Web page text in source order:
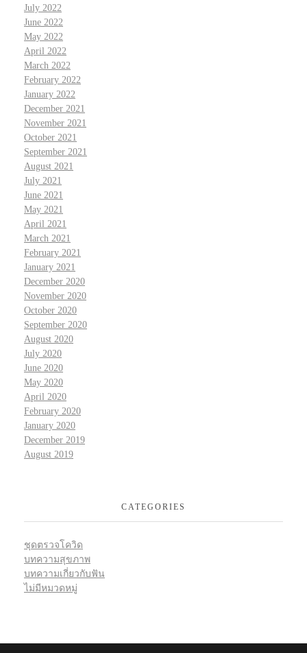
July 2022
June 2022
May 2022
April 2022
March 2022
February 2022
January 2022
December 2021
November 2021
October 2021
September 2021
August 2021
July 2021
June 2021
May 2021
April 2021
March 2021
February 2021
January 2021
December 2020
November 2020
October 2020
September 2020
August 2020
July 2020
June 2020
May 2020
April 2020
February 2020
January 2020
December 2019
August 2019
CATEGORIES
ชุดตรวจโควิด
บทความสุขภาพ
บทความเกี่ยวกับฟัน
ไม่มีหมวดหมู่